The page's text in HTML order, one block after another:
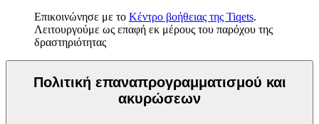
Επικοινώνησε με το Κέντρο βοήθειας της Tiqets.
Λειτουργούμε ως επαφή εκ μέρους του παρόχου της
δραστηριότητας
Πολιτική επαναπρογραμματισμού και
ακυρώσεων